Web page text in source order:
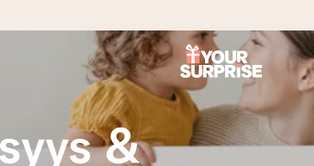
jotta voit antaa sen juuri oikeaan aikaan, kun sillä on eniten
&